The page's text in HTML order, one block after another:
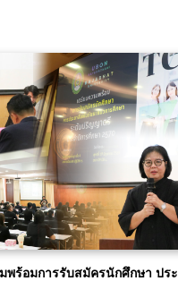
พร้อมการรับสมัครนักศึกษา ปร